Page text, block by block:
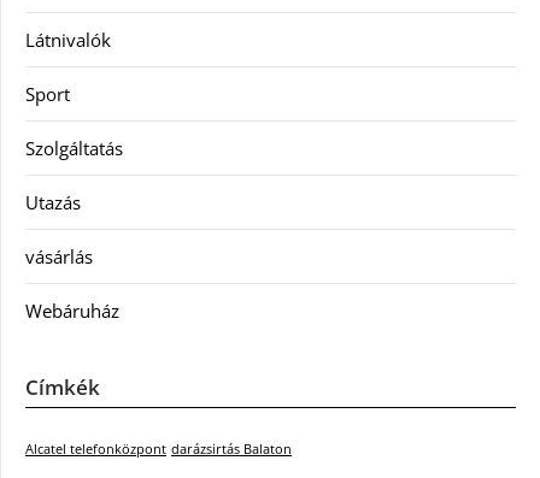
Látnivalók
Sport
Szolgáltatás
Utazás
vásárlás
Webáruház
Címkék
Alcatel telefonközpont darázsirtás Balaton